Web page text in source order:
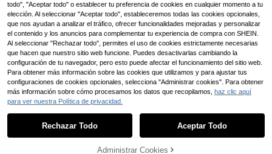
todo", "Aceptar todo" o establecer tu preferencia de cookies en cualquier momento a tu
elección. Al seleccionar "Aceptar todo", estableceremos todas las cookies opcionales,
que nos ayudan a analizar el tráfico, ofrecer funcionalidades mejoradas y personalizar
el contenido y los anuncios para complementar tu experiencia de compra con SHEIN.
Al seleccionar "Rechazar todo", permites el uso de cookies estrictamente necesarias
que hacen que nuestro sitio web funcione. Puedes desactivarlas cambiando la
configuración de tu navegador, pero esto puede afectar el funcionamiento del sitio web.
Para obtener más información sobre las cookies que utilizamos y para ajustar tus
configuraciones de cookies opcionales, selecciona "Administrar cookies". Para obtener
más información sobre cómo procesamos los datos que recopilamos, haz clic aquí
para ver nuestra Política de privacidad.
Rechazar Todo Aceptar Todo
Administrar Cookies